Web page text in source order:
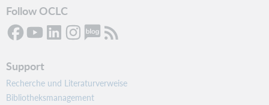
Follow OCLC
Support
Recherche und Literaturverweise
Bibliotheksmanagement